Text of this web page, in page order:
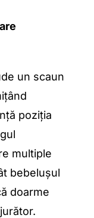
un scaun
poziția
multiple
bebelușul
doarme